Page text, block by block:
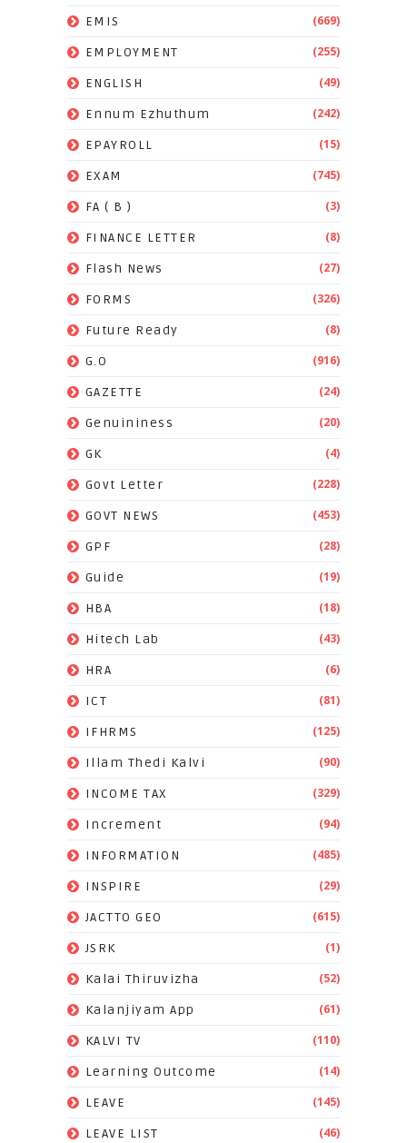
EMIS (669)
EMPLOYMENT (255)
ENGLISH (49)
Ennum Ezhuthum (242)
EPAYROLL (15)
EXAM (745)
FA ( B ) (3)
FINANCE LETTER (8)
Flash News (27)
FORMS (326)
Future Ready (8)
G.O (916)
GAZETTE (24)
Genuininess (20)
GK (4)
Govt Letter (228)
GOVT NEWS (453)
GPF (28)
Guide (19)
HBA (18)
Hitech Lab (43)
HRA (6)
ICT (81)
IFHRMS (125)
Illam Thedi Kalvi (90)
INCOME TAX (329)
Increment (94)
INFORMATION (485)
INSPIRE (29)
JACTTO GEO (615)
JSRK (1)
Kalai Thiruvizha (52)
Kalanjiyam App (61)
KALVI TV (110)
Learning Outcome (14)
LEAVE (145)
LEAVE LIST (46)